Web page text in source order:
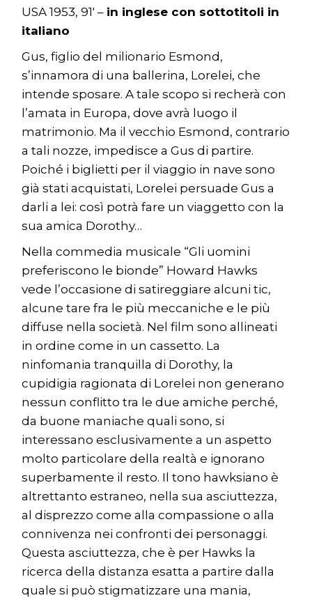
USA 1953, 91′ – in inglese con sottotitoli in
italiano
Gus, figlio del milionario Esmond,
s’innamora di una ballerina, Lorelei, che
intende sposare. A tale scopo si recherà con
l’amata in Europa, dove avrà luogo il
matrimonio. Ma il vecchio Esmond, contrario
a tali nozze, impedisce a Gus di partire.
Poiché i biglietti per il viaggio in nave sono
già stati acquistati, Lorelei persuade Gus a
darli a lei: così potrà fare un viaggetto con la
sua amica Dorothy…
Nella commedia musicale “Gli uomini
preferiscono le bionde” Howard Hawks
vede l’occasione di satireggiare alcuni tic,
alcune tare fra le più meccaniche e le più
diffuse nella società. Nel film sono allineati
in ordine come in un cassetto. La
ninfomania tranquilla di Dorothy, la
cupidigia ragionata di Lorelei non generano
nessun conflitto tra le due amiche perché,
da buone maniache quali sono, si
interessano esclusivamente a un aspetto
molto particolare della realtà e ignorano
superbamente il resto. Il tono hawksiano è
altrettanto estraneo, nella sua asciuttezza,
al disprezzo come alla compassione o alla
connivenza nei confronti dei personaggi.
Questa asciuttezza, che è per Hawks la
ricerca della distanza esatta a partire dalla
quale si può stigmatizzare una mania,